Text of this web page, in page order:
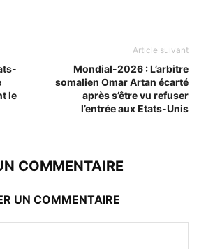
le
Article suivant
Mondial-2026 : L’arbitre
somalien Omar Artan écarté
après s’être vu refuser
l’entrée aux Etats-Unis
COMMENTAIRE
UN COMMENTAIRE